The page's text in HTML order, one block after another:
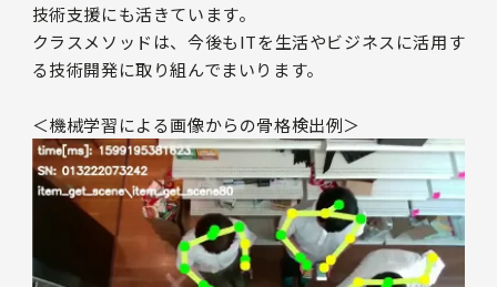
技術支援にも活きています。
クラスメソッドは、今後もITを生活やビジネスに活用す
る技術開発に取り組んでまいります。
＜機械学習による画像からの骨格検出例＞